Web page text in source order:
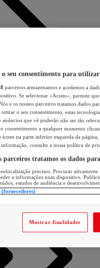
seu consentimento para utilizar
parceiros armazenamos e acedemos a
Se selecionar «Aceito», permite
e os nossos parceiros tratamos dados
o seu consentimento, estas
anúncios que vê poderão não ser tão
consentimento a qualquer momento
na parte inferior esquerda da página,
informação, consulte a nossa política de
parceiros tratamos os dados
precisos. Procurar
a informações num dispositivo.
estudos de audiência e
Mostrar finalidades